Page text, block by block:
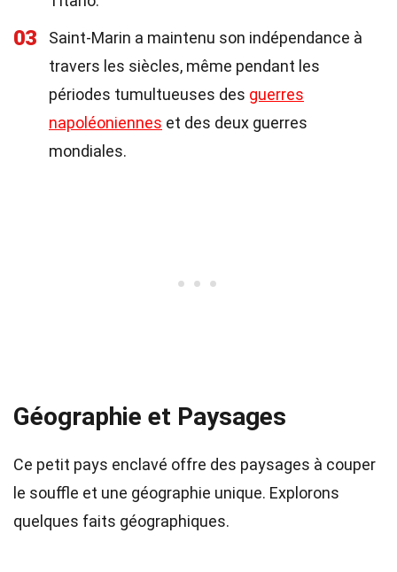
03
Saint-Marin a maintenu son indépendance à
travers les siècles, même pendant les
périodes tumultueuses des guerres
napoléoniennes et des deux guerres
mondiales.
Géographie et Paysages
Ce petit pays enclavé offre des paysages à couper
le souffle et une géographie unique. Explorons
quelques faits géographiques.